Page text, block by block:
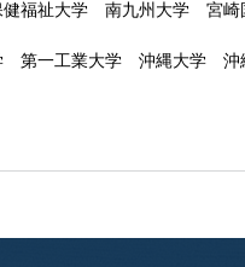
福祉大学 南九州大学 宮崎
第一工業大学 沖縄大学 沖